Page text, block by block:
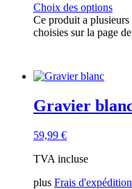
Choix des options
Ce produit a
choisies sur la page
Gravier
59,99 €
TVA incluse
plus Frais d'expédition